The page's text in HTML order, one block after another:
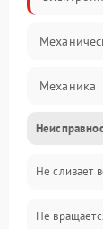
Механика
Слив
Не сливает
Не